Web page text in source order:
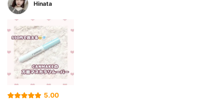
Hinata
5.00